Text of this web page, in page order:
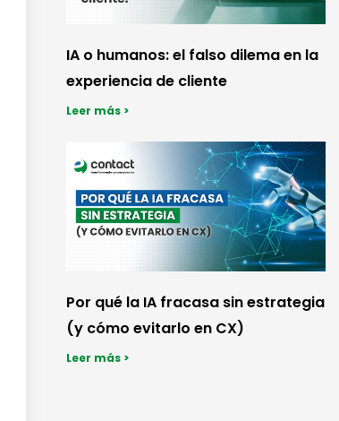
IA o humanos: el falso dilema en la
experiencia de cliente
Leer más >
Por qué la IA fracasa sin estrategia
(y cómo evitarlo en CX)
Leer más >